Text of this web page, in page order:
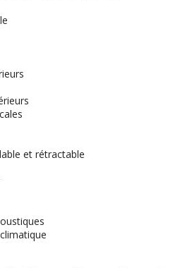
et rétractable